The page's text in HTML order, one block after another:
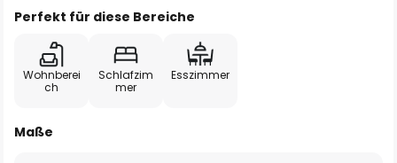
Perfekt für diese Bereiche
Wohnberei
ch
Schlafzim
mer
Esszimmer
Maße